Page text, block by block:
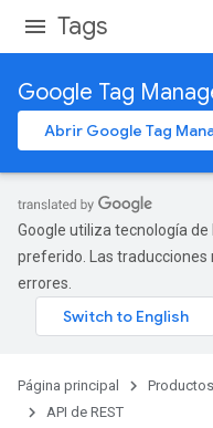
Tags
Google Tag
Abrir Google Tag
Google utiliza tecnología
preferido. Las
errores.
Página principal Productos
API de REST